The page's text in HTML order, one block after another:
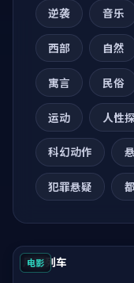
逆袭 音乐
西部 自然
寓言 民俗
运动 人性
科幻动作
犯罪悬疑
电影
月面列车